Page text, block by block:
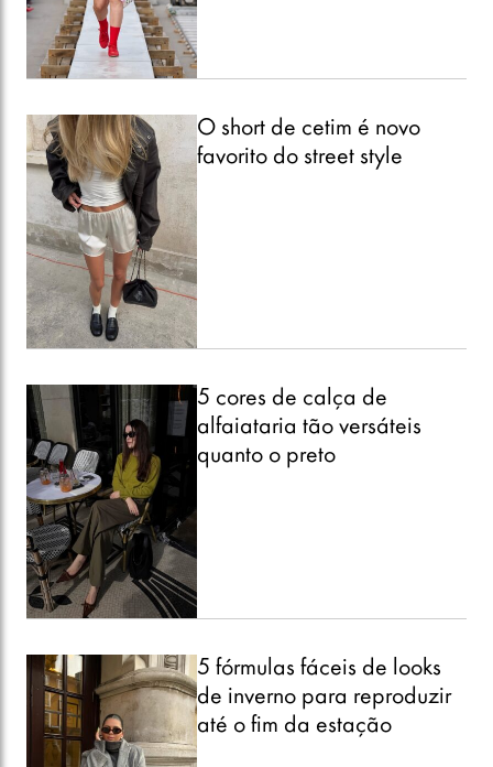
O short de cetim é novo
favorito do street style
5 cores de calça de
alfaiataria tão versáteis
quanto o preto
5 fórmulas fáceis de looks
de inverno para reproduzir
até o fim da estação